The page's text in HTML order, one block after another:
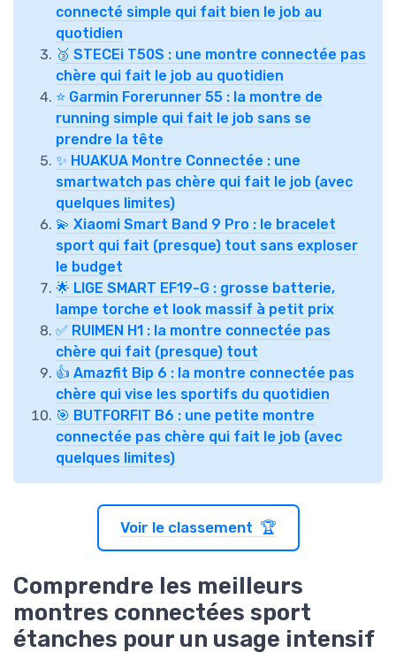
connecté simple qui fait bien le job au
quotidien
🥉 STECEi T50S : une montre connectée pas
chère qui fait le job au quotidien
⭐ Garmin Forerunner 55 : la montre de
running simple qui fait le job sans se
prendre la tête
✨ HUAKUA Montre Connectée : une
smartwatch pas chère qui fait le job (avec
quelques limites)
💫 Xiaomi Smart Band 9 Pro : le bracelet
sport qui fait (presque) tout sans exploser
le budget
🌟 LIGE SMART EF19-G : grosse batterie,
lampe torche et look massif à petit prix
✅ RUIMEN H1 : la montre connectée pas
chère qui fait (presque) tout
👍 Amazfit Bip 6 : la montre connectée pas
chère qui vise les sportifs du quotidien
🎯 BUTFORFIT B6 : une petite montre
connectée pas chère qui fait le job (avec
quelques limites)
Voir le classement 🏆
Comprendre les meilleurs
montres connectées sport
étanches pour un usage intensif